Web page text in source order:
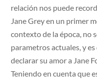
relación nos puede
Jane Grey en un primer
contexto de la época, no
parametros actuales, y
declarar su amor a Jane
Teniendo en cuenta que